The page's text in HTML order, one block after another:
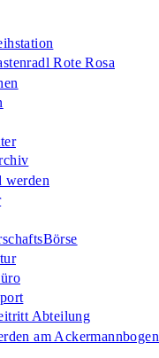
Rote Rosa
werden
Abteilung
am Ackermannbogen